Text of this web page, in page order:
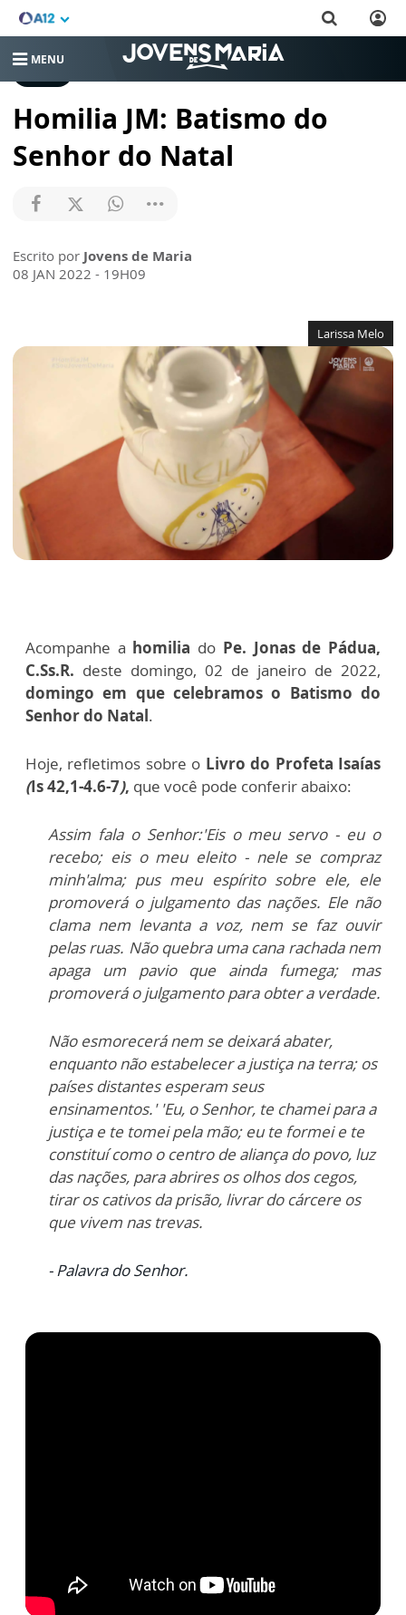
MENU
Homilia JM: Batismo do
Senhor do Natal
Escrito por Jovens de Maria
08 JAN 2022 - 19H09
Larissa Melo
Acompanhe a homilia do Pe. Jonas de Pádua,
C.Ss.R. deste domingo, 02 de janeiro de 2022,
domingo em que celebramos o Batismo do
Senhor do Natal.
Hoje, refletimos sobre o Livro do Profeta Isaías
(Is 42,1-4.6-7), que você pode conferir abaixo:
Assim fala o Senhor:'Eis o meu servo - eu o
recebo; eis o meu eleito - nele se compraz
minh'alma; pus meu espírito sobre ele, ele
promoverá o julgamento das nações. Ele não
clama nem levanta a voz, nem se faz ouvir
pelas ruas. Não quebra uma cana rachada nem
apaga um pavio que ainda fumega; mas
promoverá o julgamento para obter a verdade.
Não esmorecerá nem se deixará abater,
enquanto não estabelecer a justiça na terra; os
países distantes esperam seus
ensinamentos.' 'Eu, o Senhor, te chamei para a
justiça e te tomei pela mão; eu te formei e te
constituí como o centro de aliança do povo, luz
das nações, para abrires os olhos dos cegos,
tirar os cativos da prisão, livrar do cárcere os
que vivem nas trevas.
- Palavra do Senhor.